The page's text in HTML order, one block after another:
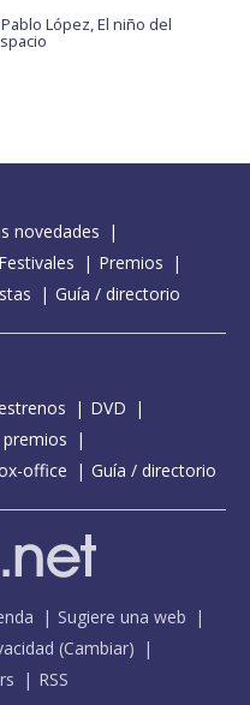
Pablo López, El niño del
novedades
Festivales
Premios
Guía / directorio
DVD
office Guía / directorio
Sugiere una web
(Cambiar)
RSS